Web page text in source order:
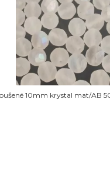
10mm krystal mat/AB